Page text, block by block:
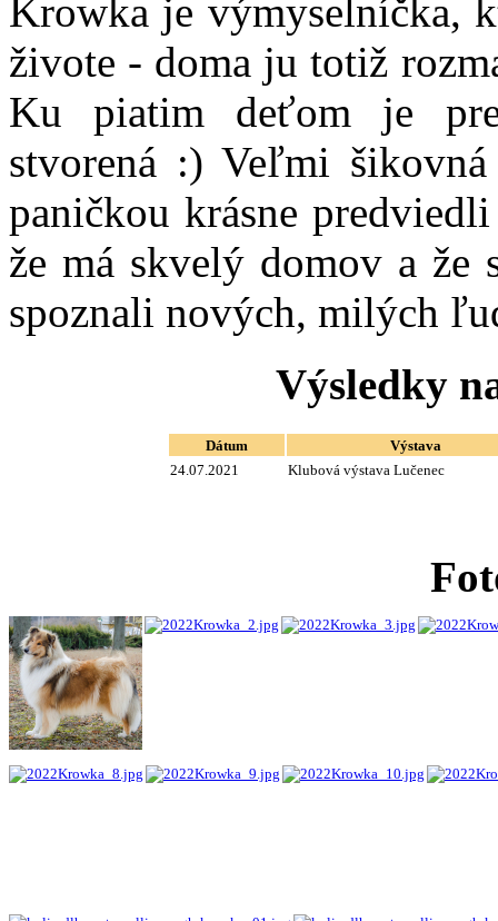
Krowka je výmyselníčka,
živote - doma ju totiž
Ku piatim deťom je
stvorená :) Veľmi
paničkou krásne
že má skvelý domov a že
spoznali nových, milých
Výsledky
Dátum
Výstava
24.07.2021
Klubová výstava Lučenec